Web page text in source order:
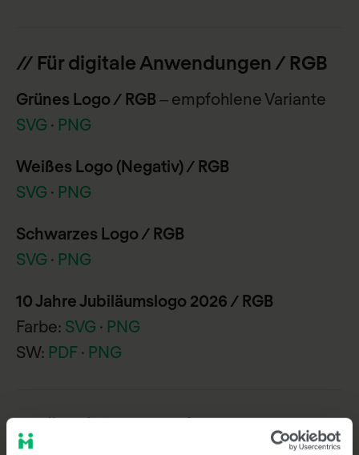
// Für digitale Anwendungen / RGB
Grünes Logo / RGB – empfohlene Variante
SVG · PNG
Weißes Logo (Negativ) / RGB
SVG · PNG
Schwarzes Logo / RGB
SVG · PNG
10 Jahre Jubiläumslogo 2026 / RGB
Farbe: SVG · PNG
SW: PDF · PNG
// Für Print-Anwendungen / CMYK